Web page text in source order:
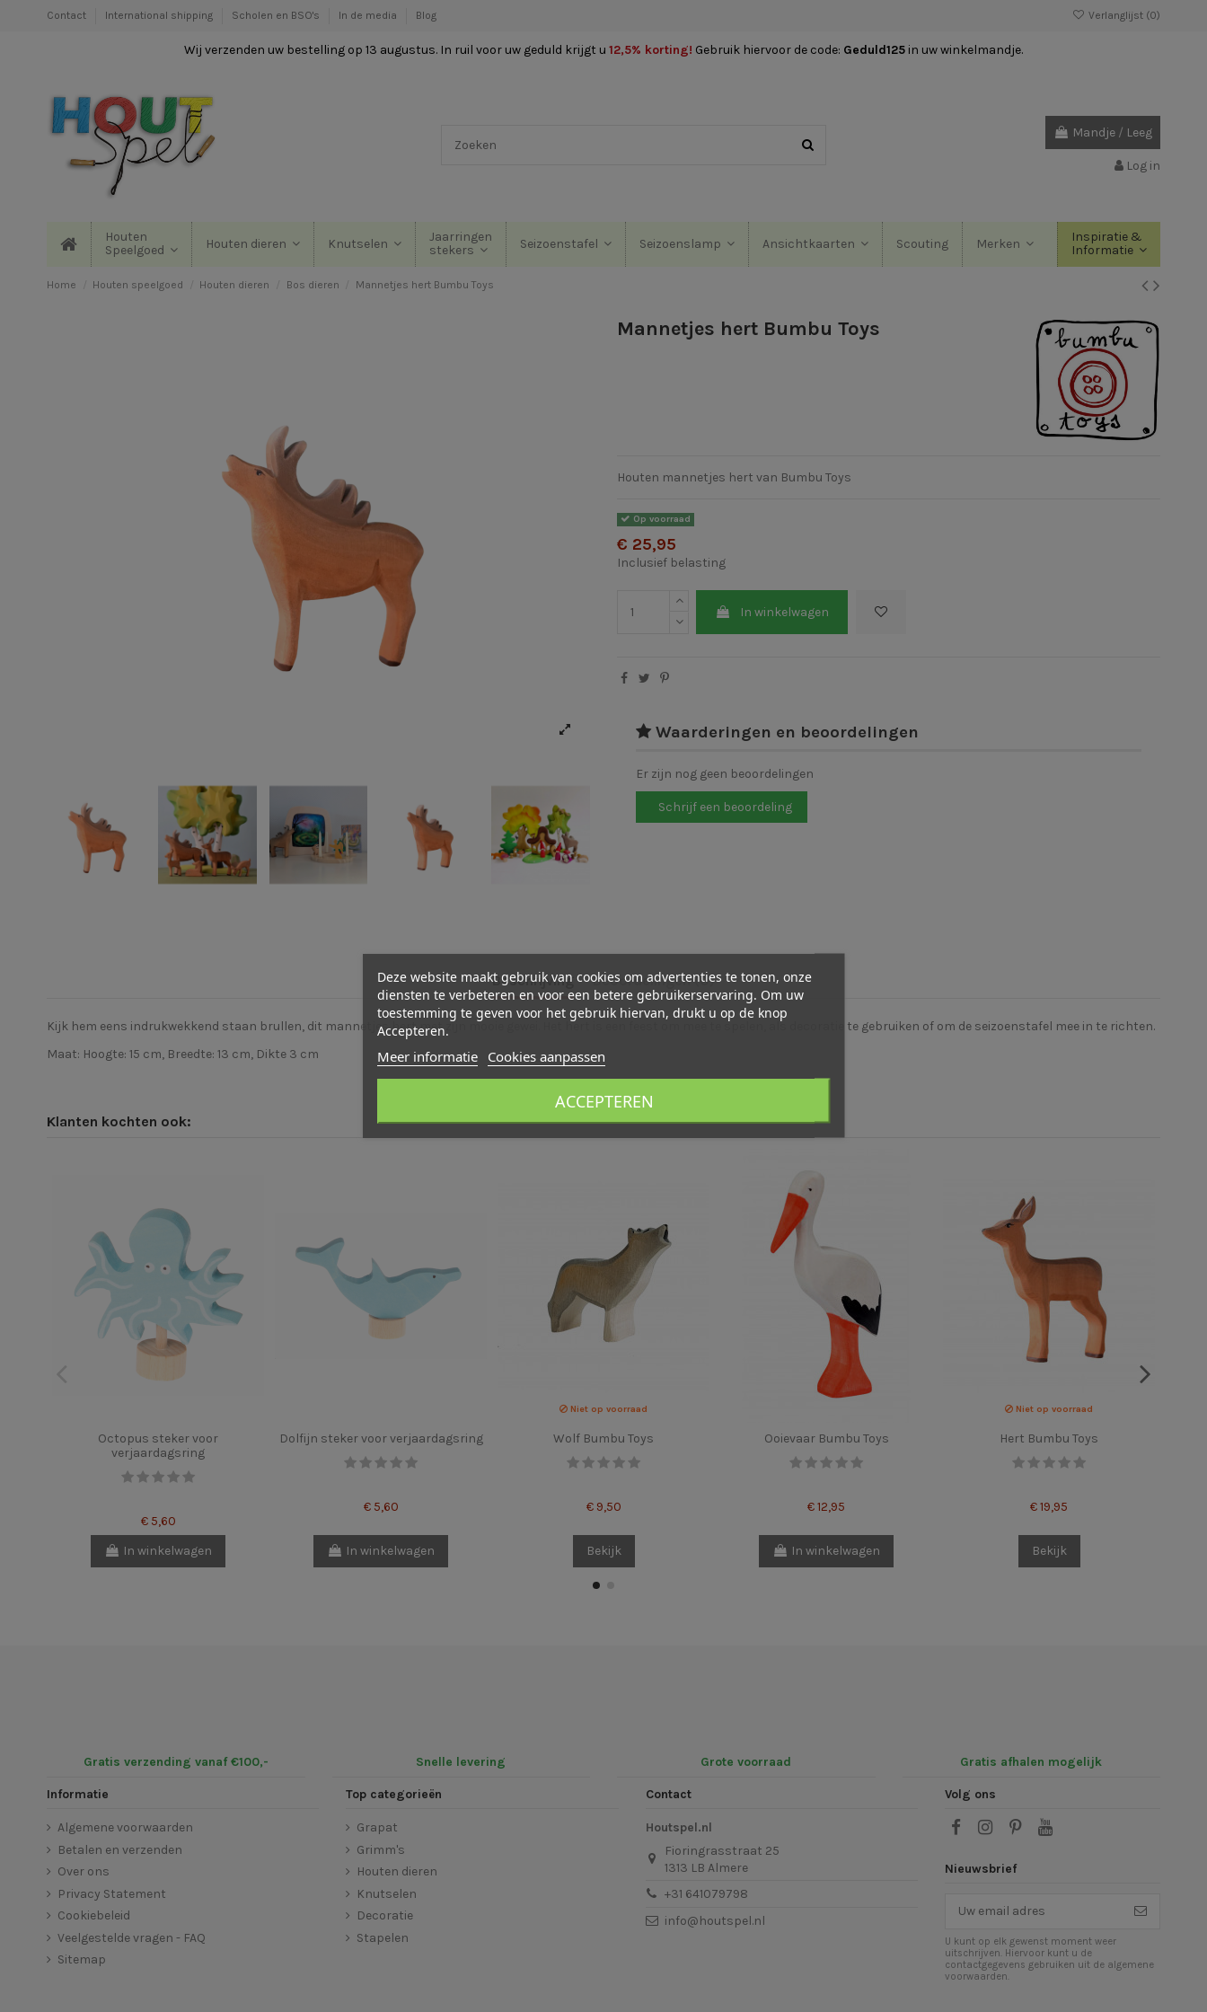
Contact International shipping Scholen en BSO's In de media Blog Verlanglijst (0)
Wij verzenden uw bestelling op 13 augustus. In ruil voor uw geduld krijgt u 12,5% korting! Gebruik hiervoor de code: Geduld125 in uw winkelmandje.
Mandje / Leeg
Log in
Houten
Speelgoed
Houten dieren Knutselen
Jaarringen
stekers
Seizoenstafel Seizoenslamp Ansichtkaarten Scouting Merken
Inspiratie &
Informatie
Home Houten speelgoed Houten dieren Bos dieren Mannetjes hert Bumbu Toys
Mannetjes hert Bumbu Toys
Houten mannetjes hert van Bumbu Toys
Op voorraad
€ 25,95
Inclusief belasting
In winkelwagen
Waarderingen en beoordelingen
Er zijn nog geen beoordelingen
Schrijf een beoordeling
Beschrijving Beoordelingen (0)
Kijk hem eens indrukwekkend staan brullen, dit mannetjes hert met zijn mooie gewei. Het hert is een feest om mee te spelen, als decoratie te gebruiken of om de seizoenstafel mee in te richten.
Maat: Hoogte: 15 cm, Breedte: 13 cm, Dikte 3 cm
Klanten kochten ook:
Octopus steker voor
verjaardagsring
€ 5,60
In winkelwagen
Dolfijn steker voor verjaardagsring
€ 5,60
In winkelwagen
Niet op voorraad
Wolf Bumbu Toys
€ 9,50
Bekijk
Ooievaar Bumbu Toys
€ 12,95
In winkelwagen
Niet op voorraad
Hert Bumbu Toys
€ 19,95
Bekijk
Gratis verzending vanaf €100,- Snelle levering Grote voorraad Gratis afhalen mogelijk
Informatie
Algemene voorwaarden
Betalen en verzenden
Over ons
Privacy Statement
Cookiebeleid
Veelgestelde vragen - FAQ
Sitemap
Top categorieën
Grapat
Grimm's
Houten dieren
Knutselen
Decoratie
Stapelen
Contact
Houtspel.nl
Fioringrasstraat 25
1313 LB Almere
+31 641079798
info@houtspel.nl
Deze website maakt gebruik van cookies om advertenties te tonen, onze
diensten te verbeteren en voor een betere gebruikerservaring. Om uw
toestemming te geven voor het gebruik hiervan, drukt u op de knop
Accepteren.
Meer informatie Cookies aanpassen
ACCEPTEREN
Volg ons
Nieuwsbrief
U kunt op elk gewenst moment weer
uitschrijven. Hiervoor kunt u de
contactgegevens gebruiken uit de algemene
voorwaarden.